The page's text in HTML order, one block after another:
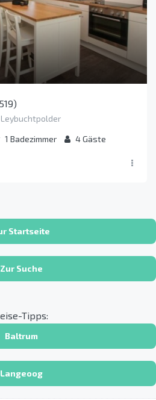
1 Badezimmer 4Gäste
Startseite
Zur Suche
Tipps:
Baltrum
Langeoog